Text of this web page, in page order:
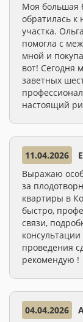
Моя большая
обратилась
участка.
помогла с
мной и
вот! Сегодня
заветных
настоящий
11.04.2026
Выражаю
за
квартиры в
быстро,
связи,
проведения
рекомендую !
04.04.2026